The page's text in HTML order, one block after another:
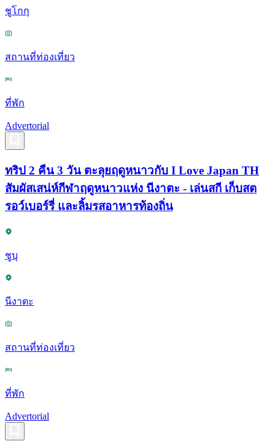
ชูโกกุ
สถานที่ท่องเที่ยว
ที่พัก
Advertorial
ทริป 2 คืน 3 วัน ตะลุยฤดูหนาวกับ I Love Japan TH
สัมผัสเสน่ห์กีฬาฤดูหนาวแห่ง นีงาตะ - เล่นสกี เก็บสต
รอว์เบอร์รี่ และลิ้มรสอาหารท้องถิ่น
ชูบุ
นีงาตะ
สถานที่ท่องเที่ยว
ที่พัก
Advertorial